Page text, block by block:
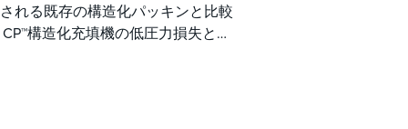
れる既存の構造化パッキンと比較
構造化充填機の低圧力損失と大